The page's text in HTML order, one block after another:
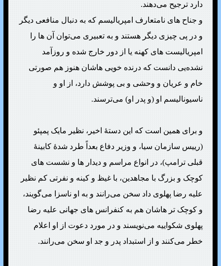
دارد ترجیح می‌دهند.
و جناح های نامتعارف امپریالیسم که به دنبال منافعی دیگر
و در پی چیزی دیگر هستند و به تعبیری می‌توان آن ها را
امپریالیست های کهنه یا از دور خارج شده و روزآمد
نشده‌یی دانست که درنده خویی هاشان هنوز هم صورتی
خام و عریان و وحشی و بی پوشش دارد، از او و
ناسیونالیسم او (و پدر او) می‌ترسند.
و برای همین است که این دستهٔ اخیر، نظیر مایک پمپئو
(رییس سازمان سیا، و وزیر دفاع بعداً طرد شدهٔ کابینهٔ
قبلی ترامپ)، در انواع مراسم و دیدار ها و نشست های
کوچک و بزرگ با مجاهدین، با غیظ و کینه و نفرتی کم نظیر
علیه رضا پهلوی داد سخن می‌رانند و به او ناسزا می‌گویند،
و کوچک تر هاشان هم به کنفرانس های جهانی علیه رضا
پهلوی شکواییه می‌نویسند و در مورد دعوت از او اعلام
خطر می‌کنند و از استبداد پدر و جد او سخن می‌رانند.